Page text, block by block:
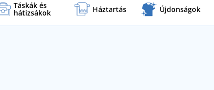
Táskák és
hátizsákok Háztartás Újdonságok